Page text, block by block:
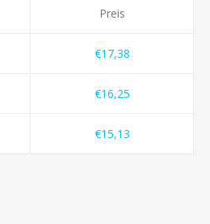
Preis
€17,38
€16,25
€15,13